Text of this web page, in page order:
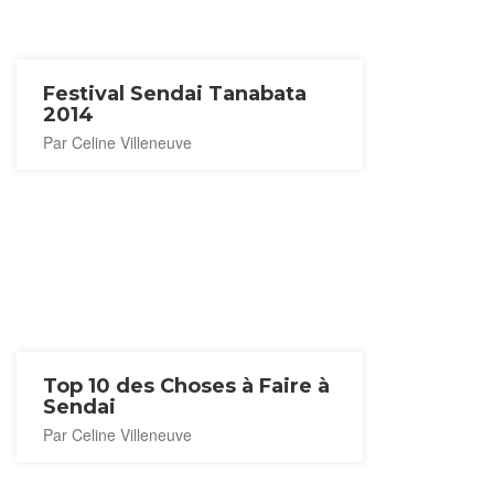
Festival Sendai Tanabata
2014
Par Celine Villeneuve
Top 10 des Choses à Faire à
Sendai
Par Celine Villeneuve